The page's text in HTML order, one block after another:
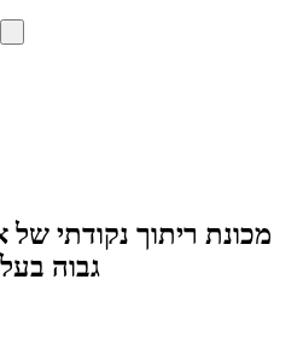
מכונת ריתוך נקודתי של
גבוה